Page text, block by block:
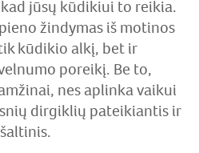
jūsų kūdikiui to reikia.
žindymas iš motinos
kūdikio alkį, bet ir
poreikį. Be to,
nes aplinka vaikui
dirgiklių pateikiantis ir